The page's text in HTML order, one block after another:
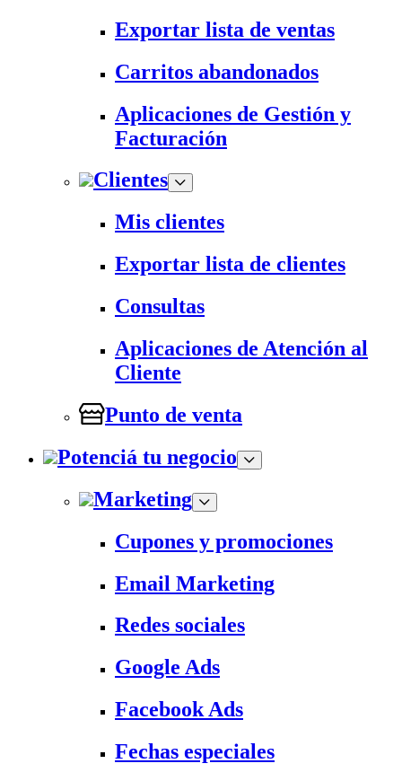
Exportar lista de ventas
Carritos abandonados
Aplicaciones de Gestión y
Facturación
Clientes
Mis clientes
Exportar lista de clientes
Consultas
Aplicaciones de Atención al
Cliente
Punto de venta
Potenciá tu negocio
Marketing
Cupones y promociones
Email Marketing
Redes sociales
Google Ads
Facebook Ads
Fechas especiales